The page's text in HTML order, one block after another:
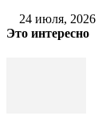
24 июля, 2026
Это интересно